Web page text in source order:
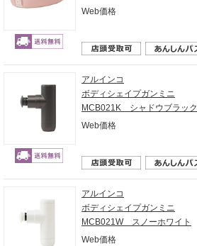
Web価格
アルインコ
ボディシェイプガンミニ
MCB021K シャドウブラック
Web価格
アルインコ
ボディシェイプガンミニ
MCB021W スノーホワイト
Web価格